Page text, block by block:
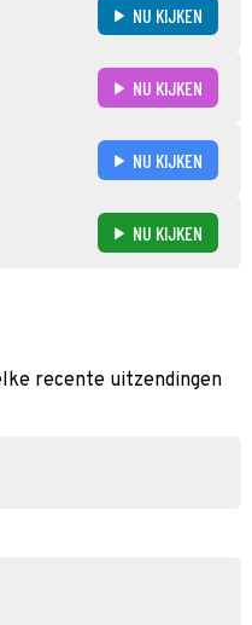
NU KIJKEN
NU KIJKEN
NU KIJKEN
NU KIJKEN
recente uitzendingen